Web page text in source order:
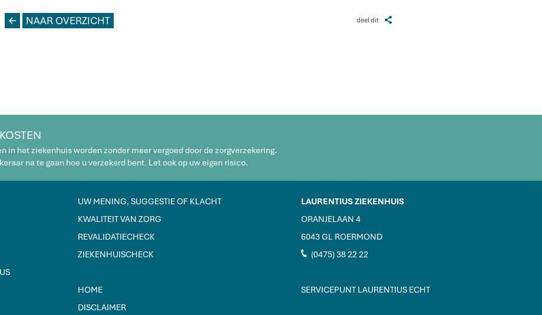
deel dit Z
L NAAR OVERZICHT
in het ziekenhuis worden zonder meer vergoed door de zorgverzekering.
na te gaan hoe u verzekerd bent. Let ook op uw eigen risico.
UW MENING, SUGGESTIE OF KLACHT
KWALITEIT VAN ZORG
REVALIDATIECHECK
ZIEKENHUISCHECK
HOME
DISCLAIMER
LAURENTIUS ZIEKENHUIS
ORANJELAAN 4
6043 GL ROERMOND
J (0475) 38 22 22
SERVICEPUNT LAURENTIUS ECHT